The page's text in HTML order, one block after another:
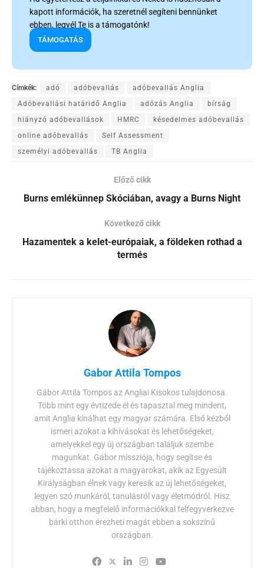
kapott információk, ha szeretnél segíteni bennünket
ebben, legyél Te is a támogatónk!
TÁMOGATÁS
Címkék: adó adóbevallás
adóbevallás Anglia
Adóbevallási határidő Anglia
adózás Anglia
bírság
hiányzó adóbevallások
HMRC
késedelmes adóbevallás
online adóbevallás
Self Assessment
személyi adóbevallás
TB Anglia
Előző cikk
Burns emlékünnep Skóciában, avagy a Burns Night
Következő cikk
Hazamentek a kelet-európaiak, a földeken rothad a
termés
Gabor Attila Tompos
Gábor Attila Tompos az Angliai Kisokos tulajdonosa.
Több mint egy évtizede él és tapasztal meg mindent,
amit Anglia kínálhat egy magyar számára. Első kézből
ismeri azokat a kihívásokat és lehetőségeket,
amelyekkel egy új országban találjuk szembe
magunkat. Gábor missziója, hogy segítse és
tájékoztassa azokat a magyarokat, akik az Egyesült
Királyságban élnek vagy keresik az új lehetőségeket,
legyen szó munkáról, tanulásról vagy életmódról. Hisz
abban, hogy a megfelelő információkkal felfegyverkezve
bárki otthon érezheti magát ebben a sokszínű
országban.